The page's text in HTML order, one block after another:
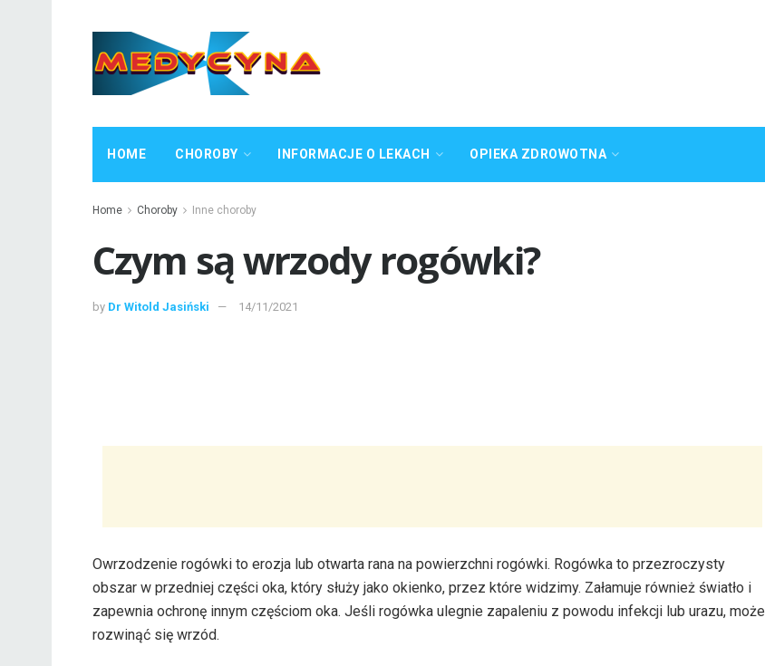
HOME CHOROBY INFORMACJE O LEKACH OPIEKA ZDROWOTNA
Home Choroby Inne choroby
Czym są wrzody rogówki?
by Dr Witold Jasiński 14/11/2021
Owrzodzenie rogówki to erozja lub otwarta rana na powierzchni rogówki. Rogówka to przezroczysty
obszar w przedniej części oka, który służy jako okienko, przez które widzimy. Załamuje również światło i
zapewnia ochronę innym częściom oka. Jeśli rogówka ulegnie zapaleniu z powodu infekcji lub urazu, może
rozwinąć się wrzód.